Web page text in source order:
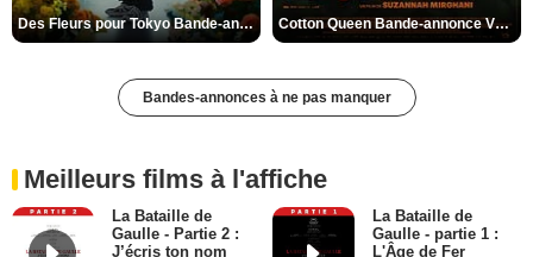
Des Fleurs pour Tokyo Bande-annonce VO STFR Cotton Queen Bande-annonce VO STFR
Bandes-annonces à ne pas manquer
Meilleurs films à l'affiche
La Bataille de
Gaulle - Partie 2 :
J’écris ton nom
La Bataille de
Gaulle - partie 1 :
L'Âge de Fer